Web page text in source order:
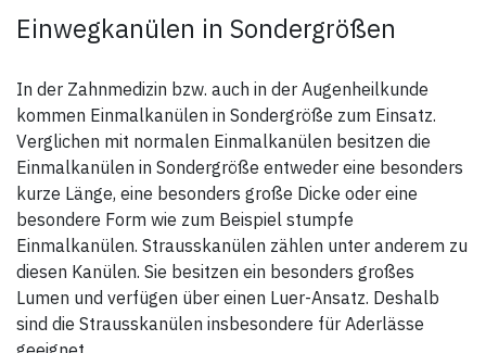
Einwegkanülen in Sondergrößen
In der Zahnmedizin bzw. auch in der Augenheilkunde
kommen Einmalkanülen in Sondergröße zum Einsatz.
Verglichen mit normalen Einmalkanülen besitzen die
Einmalkanülen in Sondergröße entweder eine besonders
kurze Länge, eine besonders große Dicke oder eine
besondere Form wie zum Beispiel stumpfe
Einmalkanülen. Strausskanülen zählen unter anderem zu
diesen Kanülen. Sie besitzen ein besonders großes
Lumen und verfügen über einen Luer-Ansatz. Deshalb
sind die Strausskanülen insbesondere für Aderlässe